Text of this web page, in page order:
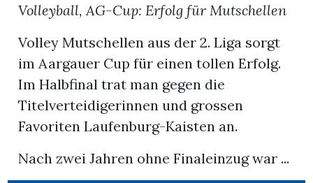
Volleyball, AG-Cup: Erfolg für Mutschellen
Volley Mutschellen aus der 2. Liga sorgt
im Aargauer Cup für einen tollen Erfolg.
Im Halbfinal trat man gegen die
Titelverteidigerinnen und grossen
Favoriten Laufenburg-Kaisten an.
Nach zwei Jahren ohne Finaleinzug war ...